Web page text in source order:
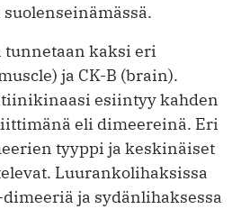
kaksi eri
ja CK-B (brain).
esiintyy kahden
eli dimeereinä. Eri
tyyppi ja keskinäiset
Luurankolihaksissa
ja sydänlihaksessa